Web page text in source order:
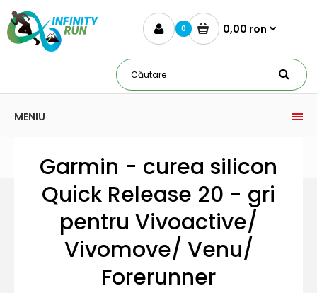
0 0,00 ron
MENIU
Garmin - curea silicon
Quick Release 20 - gri
pentru Vivoactive/
Vivomove/ Venu/
Forerunner